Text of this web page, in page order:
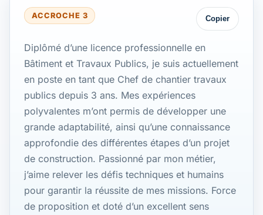
ACCROCHE 3 Copier
Diplômé d’une licence professionnelle en
Bâtiment et Travaux Publics, je suis actuellement
en poste en tant que Chef de chantier travaux
publics depuis 3 ans. Mes expériences
polyvalentes m’ont permis de développer une
grande adaptabilité, ainsi qu’une connaissance
approfondie des différentes étapes d’un projet
de construction. Passionné par mon métier,
j’aime relever les défis techniques et humains
pour garantir la réussite de mes missions. Force
de proposition et doté d’un excellent sens